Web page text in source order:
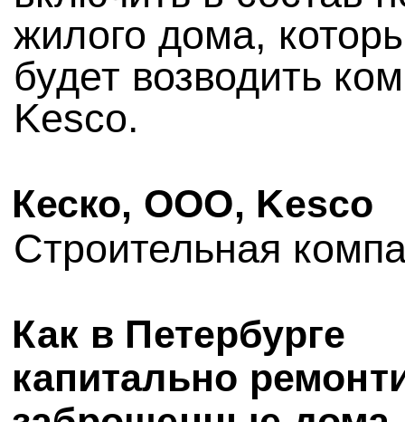
жилого дома,
будет возводить
Kesco.
Кеско, ООО, Kesco
Строительная
Как в Петербурге
капитально